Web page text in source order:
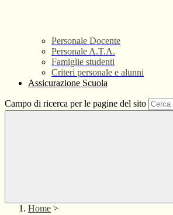
Personale Docente
Personale A.T.A.
Famiglie studenti
Criteri personale e alunni
Assicurazione Scuola
Campo di ricerca per le pagine del sito
Home >